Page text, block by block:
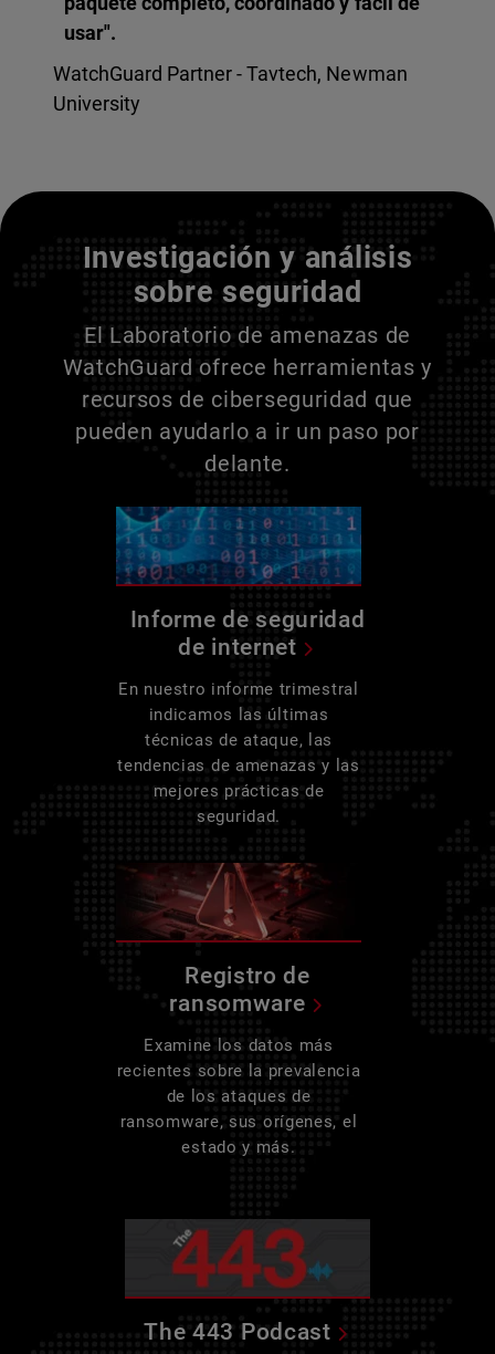
usar".
WatchGuard Partner - Tavtech, Newman
University
Investigación y análisis
sobre seguridad
El Laboratorio de amenazas de
WatchGuard ofrece herramientas y
recursos de ciberseguridad que
pueden ayudarlo a ir un paso por
delante.
Informe de seguridad
de internet
En nuestro informe trimestral
indicamos las últimas
técnicas de ataque, las
tendencias de amenazas y las
mejores prácticas de
seguridad.
Registro de
ransomware
Examine los datos más
recientes sobre la prevalencia
de los ataques de
ransomware, sus orígenes, el
estado y más.
The 443 Podcast